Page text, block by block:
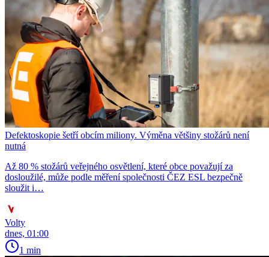
Defektoskopie šetří obcím miliony. Výměna většiny stožárů není
nutná
Až 80 % stožárů veřejného osvětlení, které obce považují za
dosloužilé, může podle měření společnosti ČEZ ESL bezpečně
sloužit i…
Volty
dnes, 01:00
1 min